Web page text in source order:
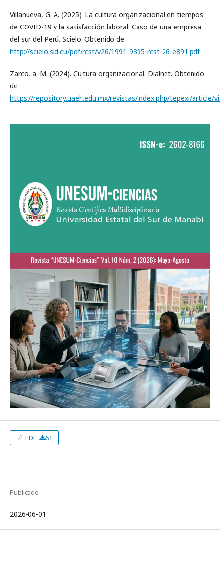
Villanueva, G. A. (2025). La cultura organizacional en tiempos
de COVID-19 y la satisfacción laboral: Caso de una empresa
del sur del Perú. Scielo. Obtenido de
http://scielo.sld.cu/pdf/rcst/v26/1991-9395-rcst-26-e891.pdf
Zarco, a. M. (2024). Cultura organizacional. Dialnet. Obtenido
de
https://repository.uaeh.edu.mx/revistas/index.php/tepexi/article/
PDF 61
Publicado
2026-06-01